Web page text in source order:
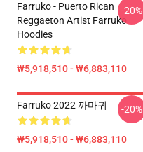
Farruko - Puerto Rican
Reggaeton Artist Farruko
Hoodies
₩5,918,510 - ₩6,883,110
-20%
Farruko 2022 까마귀
₩5,918,510 - ₩6,883,110
-20%